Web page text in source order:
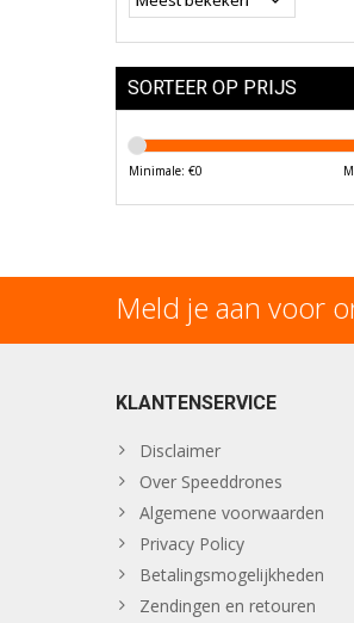
SORTEER OP PRIJS
Minimale: €0
Meld je aan voor
KLANTENSERVICE
Disclaimer
Over Speeddrones
Algemene voorwaarden
Privacy Policy
Betalingsmogelijkheden
Zendingen en retouren